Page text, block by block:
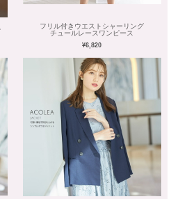
フリル付きウエストシャーリング
チュールレースワンピース
¥6,820